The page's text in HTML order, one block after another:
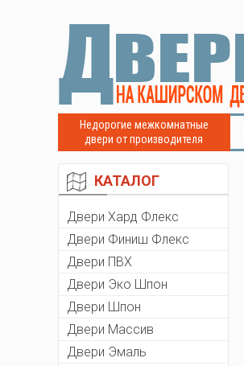
Недорогие межкомнатные
двери от производителя
КАТАЛОГ
Двери Хард Флекс
Двери Финиш Флекс
Двери ПВХ
Двери Эко Шпон
Двери Шпон
Двери Массив
Двери Эмаль